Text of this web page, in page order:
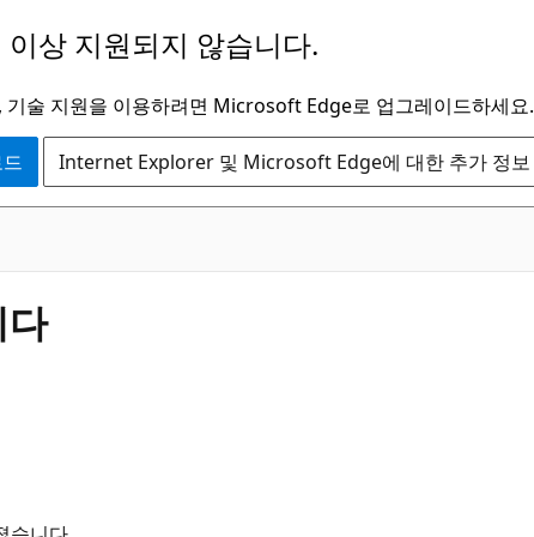
상 지원되지 않습니다.
기술 지원을 이용하려면 Microsoft Edge로 업그레이드하세요.
Internet Explorer 및 Microsoft Edge에 대한 추가 정보